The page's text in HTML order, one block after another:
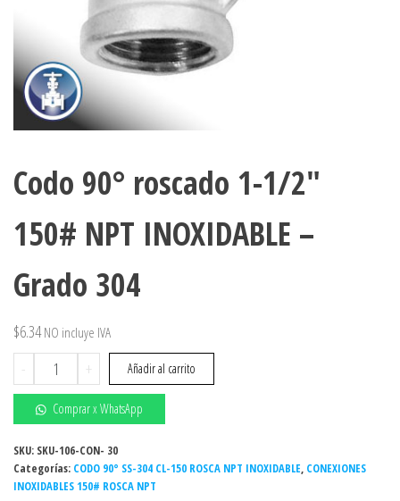
Codo 90° roscado 1-1/2″
150# NPT INOXIDABLE –
Grado 304
$6.34 NO incluye IVA
-
Codo
90°
roscado
1-
1/2"
150#
NPT
+ Añadir al carrito
Comprar x WhatsApp
SKU: SKU-106-CON- 30
Categorías: CODO 90° SS-304 CL-150 ROSCA NPT INOXIDABLE, CONEXIONES
INOXIDABLES 150# ROSCA NPT